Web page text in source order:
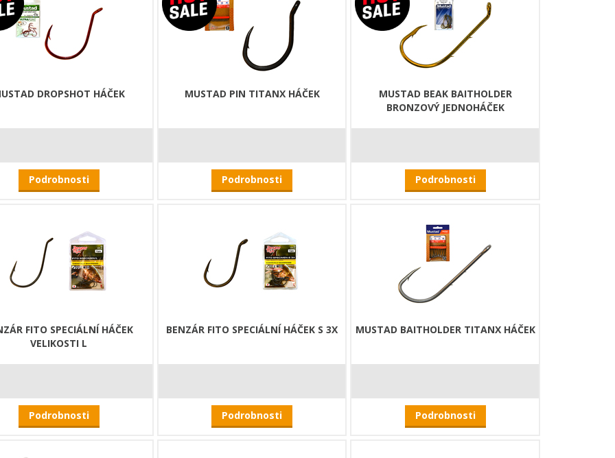
DROPSHOT HÁČEK
Podrobnosti
MUSTAD PIN TITANX HÁČEK
Podrobnosti
MUSTAD BEAK BAITHOLDER
BRONZOVÝ JEDNOHÁČEK
Podrobnosti
FITO SPECIÁLNÍ HÁČEK
VELIKOSTI L
Podrobnosti
BENZÁR FITO SPECIÁLNÍ HÁČEK S 3X
Podrobnosti
MUSTAD BAITHOLDER TITANX HÁČEK
Podrobnosti